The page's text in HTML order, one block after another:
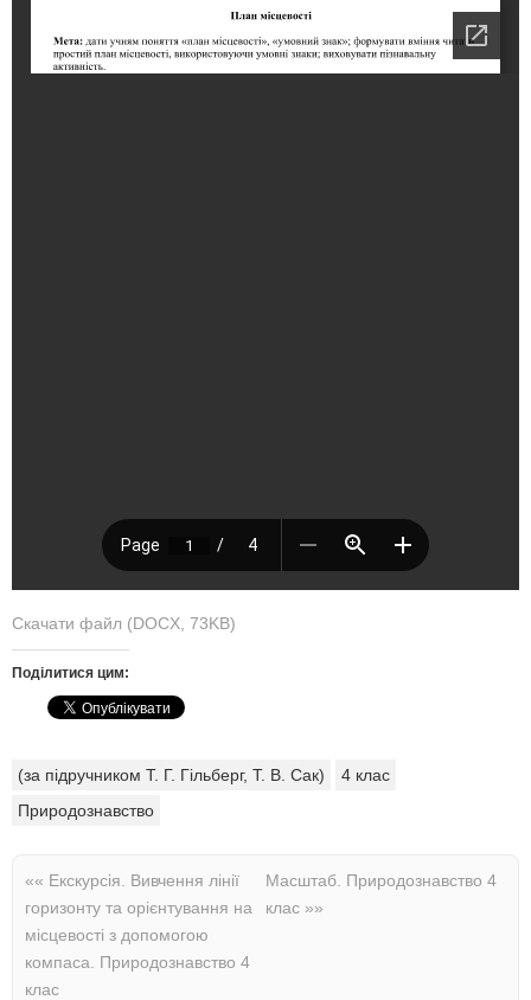
Скачати файл (DOCX, 73KB)
Поділитися цим:
(за підручником Т. Г. Гільберг, Т. В. Сак)
4 клас
Природознавство
«« Екскурсія. Вивчення лінії
горизонту та орієнтування на
місцевості з допомогою
компаса. Природознавство 4
клас
Масштаб. Природознавство 4
клас »»